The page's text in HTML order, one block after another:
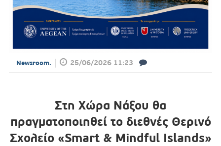
Newsroom. 25/06/2026 11:23
Στη Χώρα Νάξου θα
πραγματοποιηθεί το διεθνές Θερινό
Σχολείο «Smart & Mindful Islands»